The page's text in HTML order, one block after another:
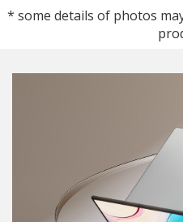
* some details of photos